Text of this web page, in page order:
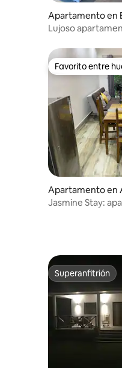
Apartamento en
ychelles
Lujoso
Favorito entre
Favorito entre
Apartamento en
ouche
Jasmine Stay:
Superanfitrión
Superanfitrión